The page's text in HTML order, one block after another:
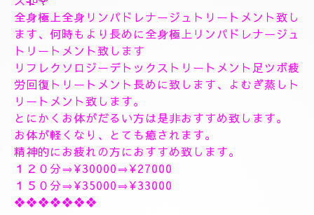
１８時〜のご予約可能です
１9時〜のご予約可能です
極上に癒しのトリートメントを致します。
出張＆ルームのご予約のお電話お待ちしています。
❖❖❖❖❖❖❖❖❖❖❖❖❖❖
🥀🌹新しいコース🥀🌹
こちらのコースとても人気の高いトリートメントコー
スになります。
🥀🌹極上全身リンパドレナージュトリートメントコー
ス🥀🌹
全身極上全身リンパドレナージュトリートメント致し